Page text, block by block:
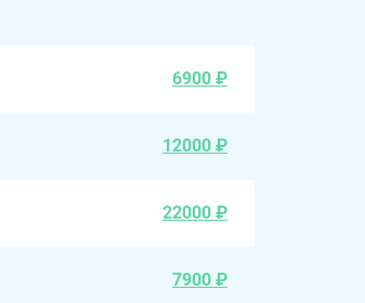
6900 ₽
12000 ₽
22000 ₽
7900 ₽